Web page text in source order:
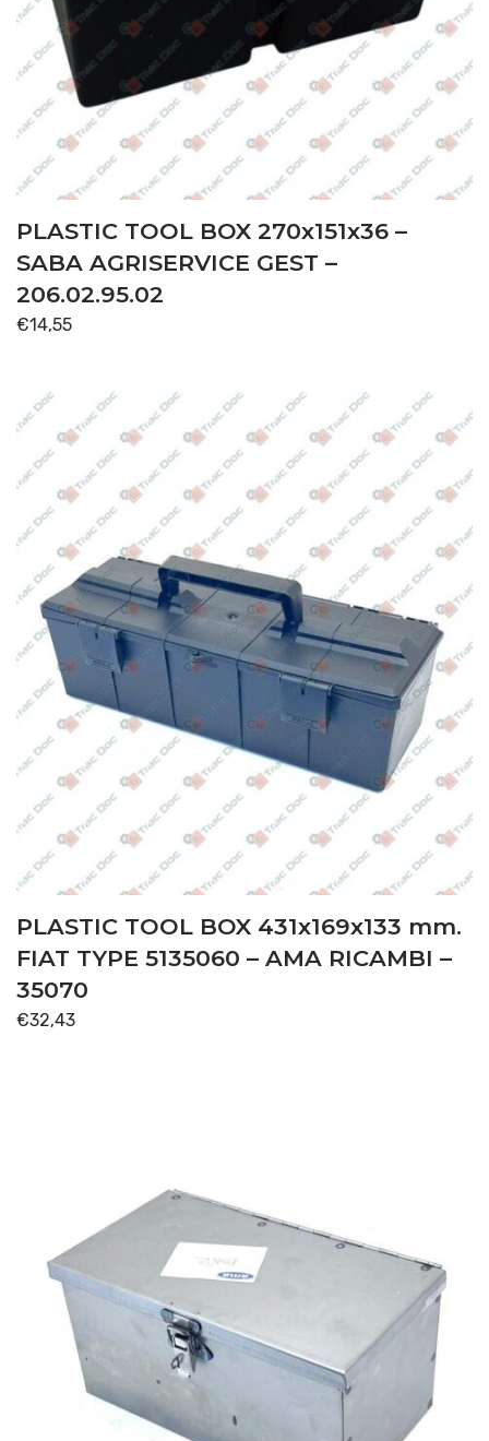
PLASTIC TOOL BOX 270x151x36 –
SABA AGRISERVICE GEST –
206.02.95.02
€14,55
PLASTIC TOOL BOX 431x169x133 mm.
FIAT TYPE 5135060 – AMA RICAMBI –
35070
€32,43